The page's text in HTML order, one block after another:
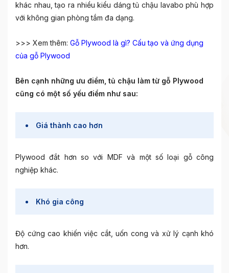
khác nhau, tạo ra nhiều kiểu dáng tủ chậu lavabo phù hợp
với không gian phòng tắm đa dạng.
>>> Xem thêm: Gỗ Plywood là gì? Cấu tạo và ứng dụng
của gỗ Plywood
Bên cạnh những ưu điểm, tủ chậu làm từ gỗ Plywood
cũng có một số yếu điểm như sau:
Giá thành cao hơn
Plywood đắt hơn so với MDF và một số loại gỗ công
nghiệp khác.
Khó gia công
Độ cứng cao khiến việc cắt, uốn cong và xử lý cạnh khó
hơn.